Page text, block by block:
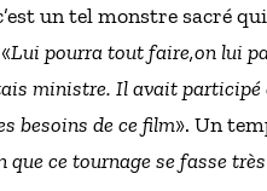
un tel monstre sacré
Lui pourra tout faire,on lui
ministre. Il avait
besoins de ce film». Un
ce tournage se fasse